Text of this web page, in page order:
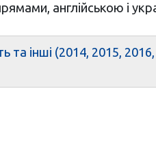
англійською і
інші (2014, 2015,